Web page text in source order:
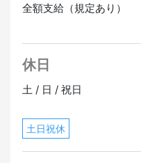
全額支給（規定あり）
休日
土 / 日 / 祝日
土日祝休